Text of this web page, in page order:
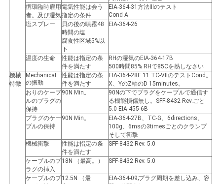
循環臨時雇用
者。及び湿気
電気性能は会う
指定の条件
EIA-364-31方法IIIのテスト
Cond A
塩スプレー
貝の後の噴霧48
時間の塩
腐食性区域5%以
下
EIA-364-26
温度の生命
性能は指定の条
件を満たす
RHの湿気のEIA-364-17B
500時間85% RHで85Cを熱しなさい
機械
特徴
MechanicaI
の振動
性能は指定の条
件を満たす
EIA-364-28E.11 TC-VIIのテストCond。
X、YのZ軸のD 15minutes。
おりのケーブ
ルのプラグの
保持
90N Min。
90Nの下でプラグをケーブルで通信す
る機能損傷無し。SFF-8432 Rev.ごと
5.0 EIA-455-6B
プラグのケー
ブルの保持
90N Min。
EIA-364-27B、TC-G、6directions、
100g、6msの3timesごとのクランプ
そして衝撃
機械衝撃
性能は指定の条
件を満たす
SFF-8432 Rev. 5.0
ケーブルのプ
ラグの挿入
18N （最高。） SFF-8432 Rev. 5.0
ケーブルのプ12.5N （最
EIA-364-09;プラグ周期を差し込み、容